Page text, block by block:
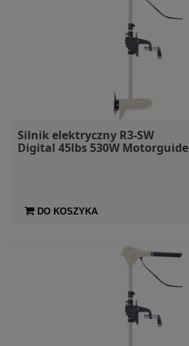
Silnik elektryczny R3-SW
Digital 45lbs 530W Motorguide
DO KOSZYKA